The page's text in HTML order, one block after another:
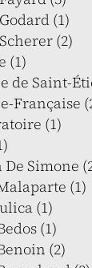
(1)
(2)
(1)
de Saint-
Française
(1)
Simone
(1)
(1)
(1)
(2)